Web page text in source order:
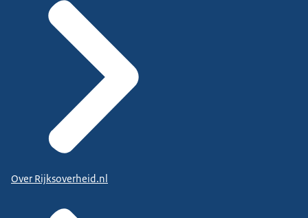
Over Rijksoverheid.nl